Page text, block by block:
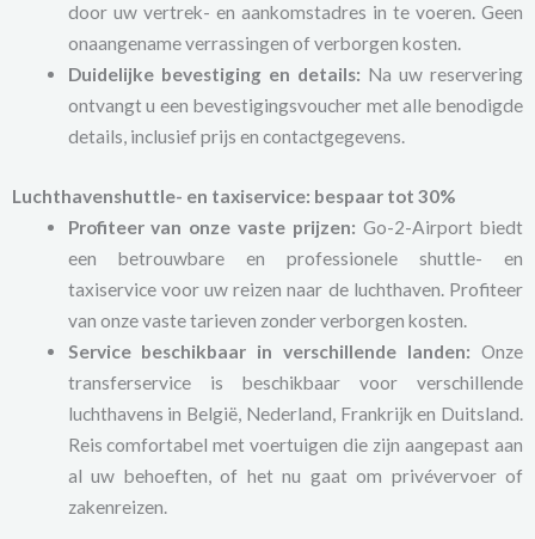
door uw vertrek- en aankomstadres in te voeren. Geen
onaangename verrassingen of verborgen kosten.
Duidelijke bevestiging en details: Na uw reservering
ontvangt u een bevestigingsvoucher met alle benodigde
details, inclusief prijs en contactgegevens.
Luchthavenshuttle- en taxiservice: bespaar tot 30%
Profiteer van onze vaste prijzen: Go-2-Airport biedt
een betrouwbare en professionele shuttle- en
taxiservice voor uw reizen naar de luchthaven. Profiteer
van onze vaste tarieven zonder verborgen kosten.
Service beschikbaar in verschillende landen: Onze
transferservice is beschikbaar voor verschillende
luchthavens in België, Nederland, Frankrijk en Duitsland.
Reis comfortabel met voertuigen die zijn aangepast aan
al uw behoeften, of het nu gaat om privévervoer of
zakenreizen.